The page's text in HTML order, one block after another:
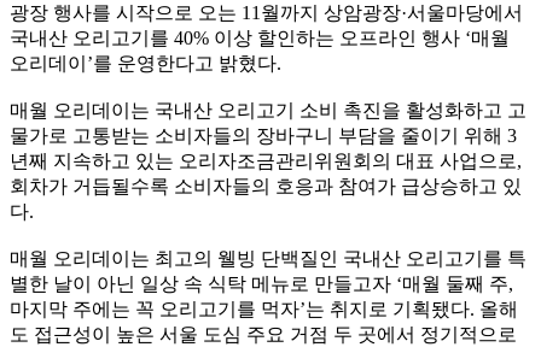
광장 행사를 시작으로 오는 11월까지 상암광장·서울마당에서
국내산 오리고기를 40% 이상 할인하는 오프라인 행사 ‘매월
오리데이’를 운영한다고 밝혔다.
매월 오리데이는 국내산 오리고기 소비 촉진을 활성화하고 고
물가로 고통받는 소비자들의 장바구니 부담을 줄이기 위해 3
년째 지속하고 있는 오리자조금관리위원회의 대표 사업으로,
회차가 거듭될수록 소비자들의 호응과 참여가 급상승하고 있
다.
매월 오리데이는 최고의 웰빙 단백질인 국내산 오리고기를 특
별한 날이 아닌 일상 속 식탁 메뉴로 만들고자 ‘매월 둘째 주,
마지막 주에는 꼭 오리고기를 먹자’는 취지로 기획됐다. 올해
도 접근성이 높은 서울 도심 주요 거점 두 곳에서 정기적으로